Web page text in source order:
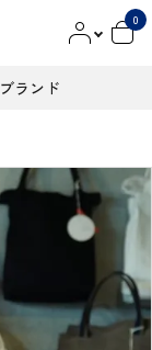
0
ブランド